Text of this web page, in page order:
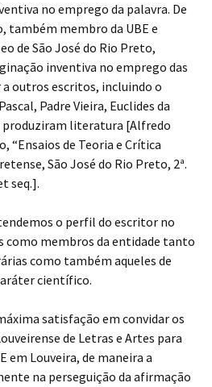
no emprego da palavra. De
também membro da UBE e
de São José do Rio Preto,
inventiva no emprego das
outros escritos, incluindo o
Padre Vieira, Euclides da
produziram literatura [Alfredo
“Ensaios de Teoria e Crítica
São José do Rio Preto, 2ª.
seq.].
o perfil do escritor no
como membros da entidade tanto
como também aqueles de
científico.
satisfação em convidar os
de Letras e Artes para
em Louveira, de maneira a
na perseguição da afirmação